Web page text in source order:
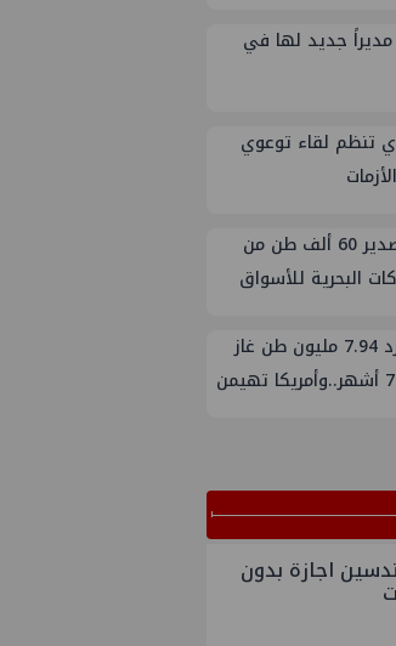
جديد لها في
تنظم لقاء توعوي
أكبا تبدأ تصدير 60 ألف طن من
البحرية للأسواق
مصر تستورد 7.94 مليون طن غاز
مسال في 7 أشهر..وأمريكا تهيمن
اجازة بدون